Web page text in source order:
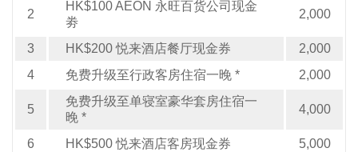
2
HK$100 AEON 永旺百货公司现金
劵
2,000
3 HK$200 悦来酒店餐厅现金券
2,000
4
免费升级至行政客房住宿一晚 * 2,000
5
免费升级至单寝室豪华套房住宿一
晚 *
4,000
6 HK$500 悦来酒店客房现金券
5,000